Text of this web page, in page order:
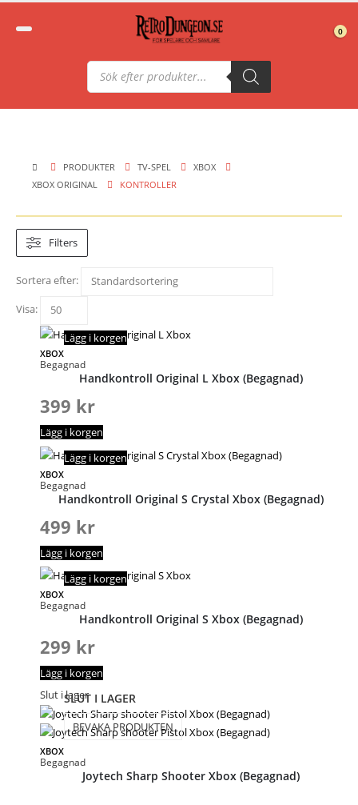
0
Produktsökning
PRODUKTER TV-SPEL
XBOX
XBOX ORIGINAL
KONTROLLER
Filters
Sortera efter:
Visa:
XBOX
Begagnad
Lägg i korgen
Handkontroll Original L Xbox (Begagnad)
399 kr
Lägg i korgen
XBOX
Begagnad
Lägg i korgen
Handkontroll Original S Crystal Xbox (Begagnad)
499 kr
Lägg i korgen
XBOX
Begagnad
Lägg i korgen
Handkontroll Original S Xbox (Begagnad)
299 kr
Lägg i korgen
Slut i lager
XBOX
Begagnad
SLUT I LAGER
BEVAKA PRODUKTEN
Joytech Sharp Shooter Xbox (Begagnad)